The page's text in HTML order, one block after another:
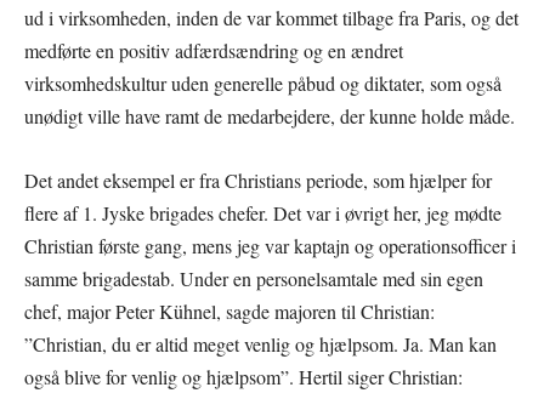
ud i virksomheden, inden de var kommet tilbage fra Paris, og det
medførte en positiv adfærdsændring og en ændret
virksomhedskultur uden generelle påbud og diktater, som også
unødigt ville have ramt de medarbejdere, der kunne holde måde.
Det andet eksempel er fra Christians periode, som hjælper for
flere af 1. Jyske brigades chefer. Det var i øvrigt her, jeg mødte
Christian første gang, mens jeg var kaptajn og operationsofficer i
samme brigadestab. Under en personelsamtale med sin egen
chef, major Peter Kühnel, sagde majoren til Christian:
”Christian, du er altid meget venlig og hjælpsom. Ja. Man kan
også blive for venlig og hjælpsom”. Hertil siger Christian: